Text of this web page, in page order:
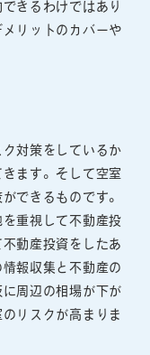
きるわけではあり
リットのカバーや
対策をしているか
ます。そして空室
できるものです。
重視して不動産投
動産投資をしたあ
報収集と不動産の
周辺の相場が下が
リスクが高まりま